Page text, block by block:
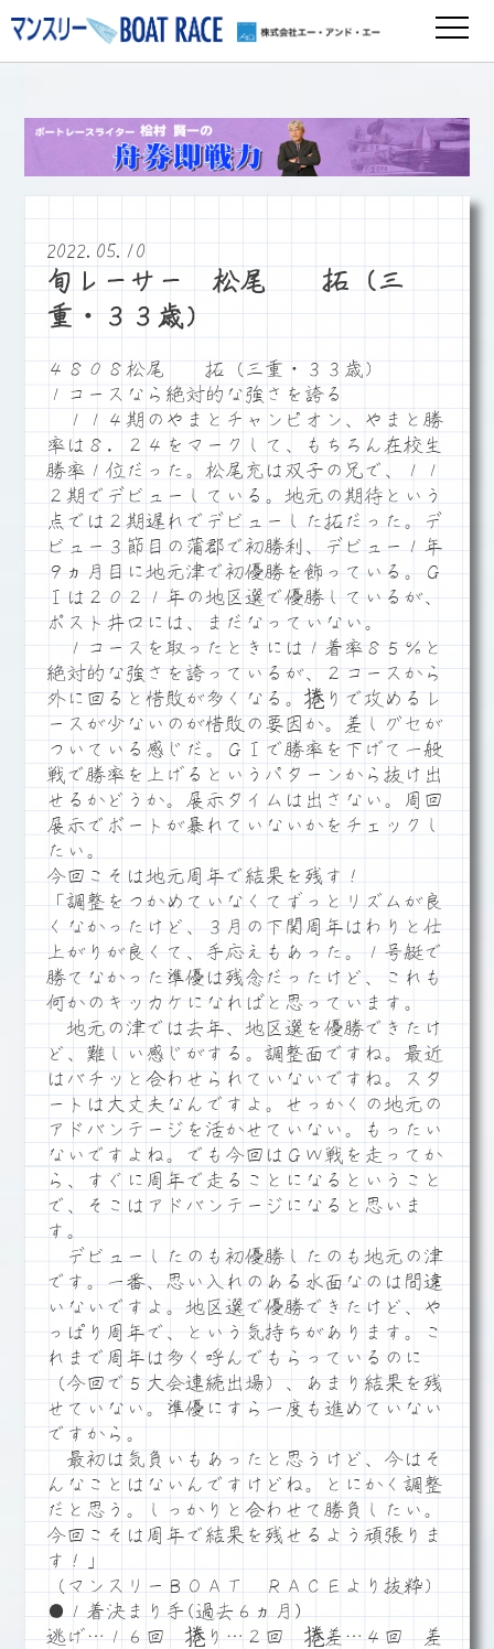
2022.05.10
旬レーサー 松尾 拓（三
重・３３歳）
４８０８松尾 拓（三重・３３歳）
１コースなら絶対的な強さを誇る
１１４期のやまとチャンピオン、やまと勝
率は８．２４をマークして、もちろん在校生
勝率１位だった。松尾充は双子の兄で、１１
２期でデビューしている。地元の期待という
点では２期遅れでデビューした拓だった。デ
ビュー３節目の蒲郡で初勝利、デビュー１年
９ヵ月目に地元津で初優勝を飾っている。Ｇ
Ⅰは２０２１年の地区選で優勝しているが、
ポスト井口には、まだなっていない。
１コースを取ったときには１着率８５％と
絶対的な強さを誇っているが、２コースから
外に回ると惜敗が多くなる。捲りで攻めるレ
ースが少ないのが惜敗の要因か。差しグセが
ついている感じだ。ＧⅠで勝率を下げて一般
戦で勝率を上げるというパターンから抜け出
せるかどうか。展示タイムは出さない。周回
展示でボートが暴れていないかをチェックし
たい。
今回こそは地元周年で結果を残す！
「調整をつかめていなくてずっとリズムが良
くなかったけど、３月の下関周年はわりと仕
上がりが良くて、手応えもあった。１号艇で
勝てなかった準優は残念だったけど、これも
何かのキッカケになればと思っています。
地元の津では去年、地区選を優勝できたけ
ど、難しい感じがする。調整面ですね。最近
はバチッと合わせられていないですね。スタ
ートは大丈夫なんですよ。せっかくの地元の
アドバンテージを活かせていない。もったい
ないですよね。でも今回はＧＷ戦を走ってか
ら、すぐに周年で走ることになるということ
で、そこはアドバンテージになると思いま
す。
デビューしたのも初優勝したのも地元の津
です。一番、思い入れのある水面なのは間違
いないですよ。地区選で優勝できたけど、や
っぱり周年で、という気持ちがあります。こ
れまで周年は多く呼んでもらっているのに
（今回で５大会連続出場）、あまり結果を残
せていない。準優にすら一度も進めていない
ですから。
最初は気負いもあったと思うけど、今はそ
んなことはないんですけどね。とにかく調整
だと思う。しっかりと合わせて勝負したい。
今回こそは周年で結果を残せるよう頑張りま
す！」
（マンスリーＢＯＡＴ ＲＡＣＥより抜粋）
●１着決まり手(過去６ヵ月)
逃げ…１６回 捲り…２回 捲差…４回 差